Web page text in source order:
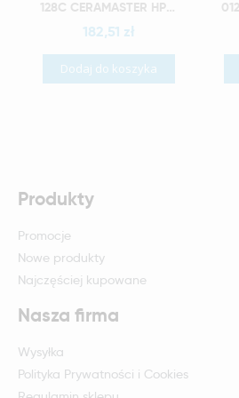
Szybki podgląd 128C CERAMASTER HP WH6 COARSE
182,51 zł
Dodaj do koszyka
Produkty
Promocje
Nowe produkty
Najczęściej kupowane
Nasza firma
Wysyłka
Polityka Prywatności i Cookies